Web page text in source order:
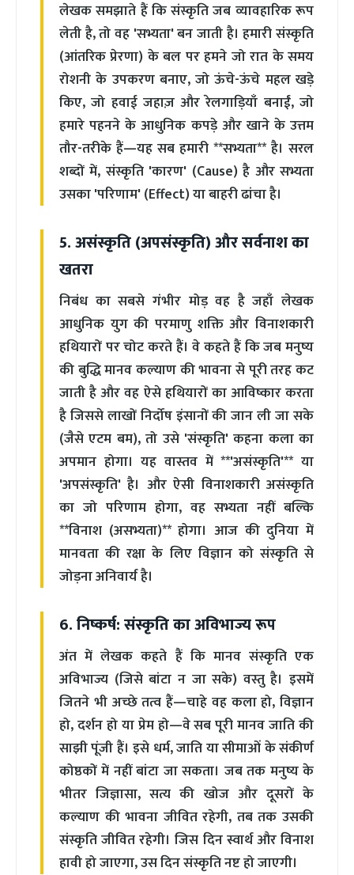
लेखक समझाते हैं कि संस्कृति जब व्यावहारिक रूप
लेती है, तो वह 'सभ्यता' बन जाती है। हमारी संस्कृति
(आंतरिक प्रेरणा) के बल पर हमने जो रात के समय
रोशनी के उपकरण बनाए, जो ऊंचे-ऊंचे महल खड़े
किए, जो हवाई जहाज़ और रेलगाड़ियाँ बनाईं, जो
हमारे पहनने के आधुनिक कपड़े और खाने के उत्तम
तौर-तरीके हैं—यह सब हमारी **सभ्यता** है। सरल
शब्दों में, संस्कृति 'कारण' (Cause) है और सभ्यता
उसका 'परिणाम' (Effect) या बाहरी ढांचा है।
5. असंस्कृति (अपसंस्कृति) और सर्वनाश का
खतरा
निबंध का सबसे गंभीर मोड़ वह है जहाँ लेखक
आधुनिक युग की परमाणु शक्ति और विनाशकारी
हथियारों पर चोट करते हैं। वे कहते हैं कि जब मनुष्य
की बुद्धि मानव कल्याण की भावना से पूरी तरह कट
जाती है और वह ऐसे हथियारों का आविष्कार करता
है जिससे लाखों निर्दोष इंसानों की जान ली जा सके
(जैसे एटम बम), तो उसे 'संस्कृति' कहना कला का
अपमान होगा। यह वास्तव में **'असंस्कृति'** या
'अपसंस्कृति' है। और ऐसी विनाशकारी असंस्कृति
का जो परिणाम होगा, वह सभ्यता नहीं बल्कि
**विनाश (असभ्यता)** होगा। आज की दुनिया में
मानवता की रक्षा के लिए विज्ञान को संस्कृति से
जोड़ना अनिवार्य है।
6. निष्कर्ष: संस्कृति का अविभाज्य रूप
अंत में लेखक कहते हैं कि मानव संस्कृति एक
अविभाज्य (जिसे बांटा न जा सके) वस्तु है। इसमें
जितने भी अच्छे तत्व हैं—चाहे वह कला हो, विज्ञान
हो, दर्शन हो या प्रेम हो—वे सब पूरी मानव जाति की
साझी पूंजी हैं। इसे धर्म, जाति या सीमाओं के संकीर्ण
कोष्ठकों में नहीं बांटा जा सकता। जब तक मनुष्य के
भीतर जिज्ञासा, सत्य की खोज और दूसरों के
कल्याण की भावना जीवित रहेगी, तब तक उसकी
संस्कृति जीवित रहेगी। जिस दिन स्वार्थ और विनाश
हावी हो जाएगा, उस दिन संस्कृति नष्ट हो जाएगी।